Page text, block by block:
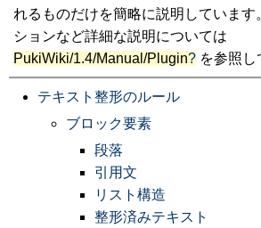
れるものだけを簡略に説明しています
ションなど詳細な説明については
PukiWiki/1.4/Manual/Plugin? を参照し
テキスト整形のルール
ブロック要素
段落
引用文
リスト構造
整形済みテキスト